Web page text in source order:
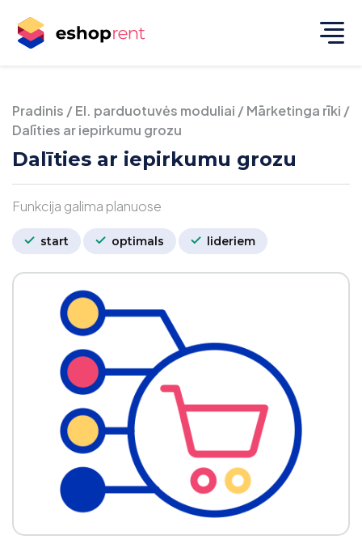
Pradinis /El. parduotuvės moduliai /Mārketinga rīki /
Dalīties ar iepirkumu grozu
Dalīties ar iepirkumu grozu
Funkcija galima planuose
start optimals lideriem